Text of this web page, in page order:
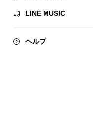
LINE MUSIC
ヘルプ